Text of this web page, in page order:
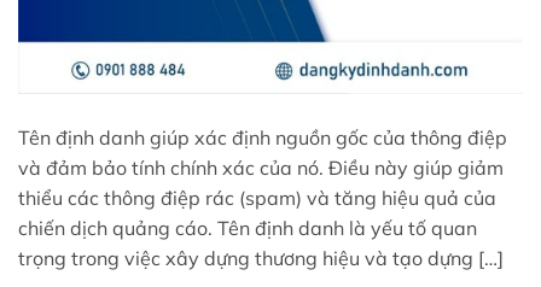
Tên định danh giúp xác định nguồn gốc của thông điệp
và đảm bảo tính chính xác của nó. Điều này giúp giảm
thiểu các thông điệp rác (spam) và tăng hiệu quả của
chiến dịch quảng cáo. Tên định danh là yếu tố quan
trọng trong việc xây dựng thương hiệu và tạo dựng […]